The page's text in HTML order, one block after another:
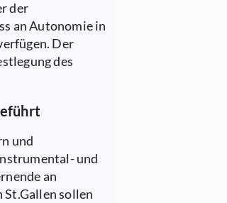
der
an Autonomie in
Der
des
und
und
an
sollen